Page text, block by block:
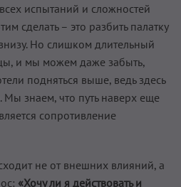
испытаний и сложностей
сделать – это разбить палатку
Но слишком длительный
и мы можем даже забыть,
подняться выше, ведь здесь
знаем, что путь наверх еще
сопротивление
не от внешних влияний, а
«Хочу ли я действовать и